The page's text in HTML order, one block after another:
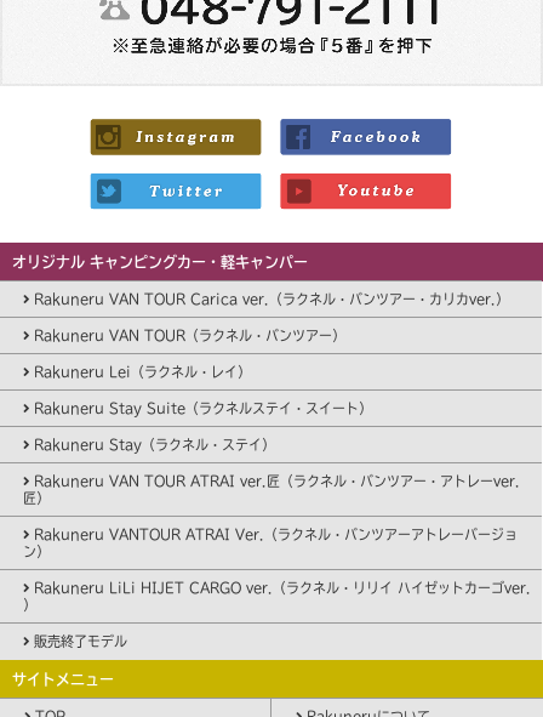
オリジナル キャンピングカー・軽キャンパー
Rakuneru VAN TOUR Carica ver.（ラクネル・バンツアー・カリカver.）
Rakuneru VAN TOUR（ラクネル・バンツアー）
Rakuneru Lei（ラクネル・レイ）
Rakuneru Stay Suite（ラクネルステイ・スイート）
Rakuneru Stay（ラクネル・ステイ）
Rakuneru VAN TOUR ATRAI ver.匠（ラクネル・バンツアー・アトレーver.
匠）
Rakuneru VANTOUR ATRAI Ver.（ラクネル・バンツアーアトレーバージョ
ン）
Rakuneru LiLi HIJET CARGO ver.（ラクネル・リリイ ハイゼットカーゴver.
）
販売終了モデル
サイトメニュー